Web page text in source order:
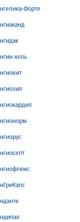
Форте
хель